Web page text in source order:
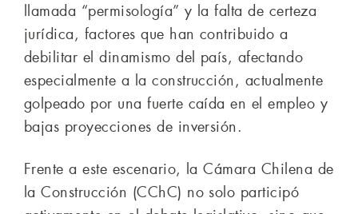
llamada “permisología” y la falta de certeza
jurídica, factores que han contribuido a
debilitar el dinamismo del país, afectando
especialmente a la construcción, actualmente
golpeado por una fuerte caída en el empleo y
bajas proyecciones de inversión.
Frente a este escenario, la Cámara Chilena de
la Construcción (CChC) no solo participó